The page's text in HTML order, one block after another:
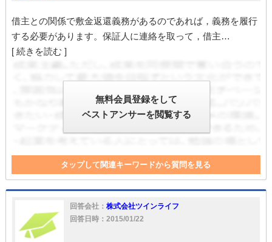
借主との関係で敷金返還義務があるのであれば，義務を履行
する必要があります。保証人に連絡を取って，借主…
[ 続きを読む ]
無料会員登録をして
ベストアンサーを閲覧する
タップして関連キーワードから質問を見る
保証人 返金 供託 敷金返還 名義 借主 敷金
回答会社： 株式会社ツインライフ
回答日時：2015/01/22